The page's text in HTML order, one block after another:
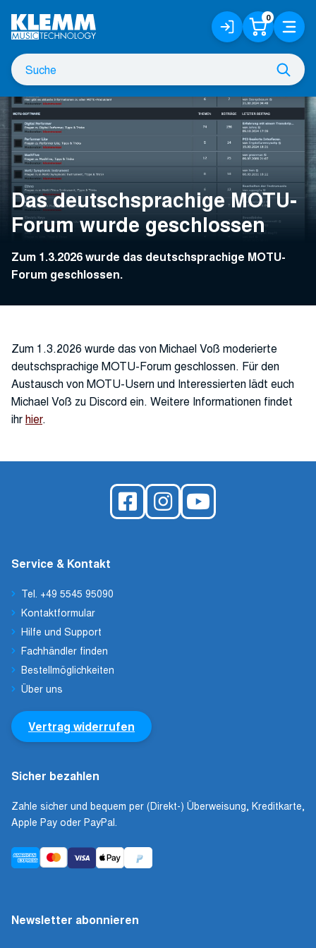
Hauptinhalt
Suche
nach
Anmelden
/
Registrieren
0 Menü
Das deutschsprachige MOTU-
Forum wurde geschlossen
Zum 1.3.2026 wurde das deutschsprachige MOTU-
Forum geschlossen.
Zum 1.3.2026 wurde das von Michael Voß moderierte
deutschsprachige MOTU-Forum geschlossen. Für den
Austausch von MOTU-Usern und Interessierten lädt euch
Michael Voß zu Discord ein. Weitere Informationen findet
ihrhier.
Service & Kontakt
Tel. +49 5545 95090
Kontaktformular
Hilfe und Support
Fachhändler finden
Bestellmöglichkeiten
Über uns
Vertrag widerrufen
Sicher bezahlen
Zahle sicher und bequem per (Direkt-) Überweisung, Kreditkarte,
Apple Pay oder PayPal.
Newsletter abonnieren